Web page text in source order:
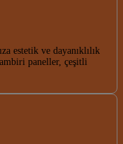
estetik ve dayanıklılık
paneller, çeşitli